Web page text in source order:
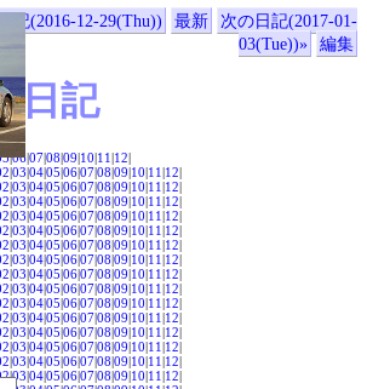
記(2016-12-29(Thu)) 最新
次の日記(2017-01-
03(Tue))»
編集
日記
|06|07|08|09|10|11|12|
|03|04|05|06|07|08|09|10|11|12|
|03|04|05|06|07|08|09|10|11|12|
|03|04|05|06|07|08|09|10|11|12|
|03|04|05|06|07|08|09|10|11|12|
|03|04|05|06|07|08|09|10|11|12|
|03|04|05|06|07|08|09|10|11|12|
|03|04|05|06|07|08|09|10|11|12|
|03|04|05|06|07|08|09|10|11|12|
|03|04|05|06|07|08|09|10|11|12|
|03|04|05|06|07|08|09|10|11|12|
|03|04|05|06|07|08|09|10|11|12|
|03|04|05|06|07|08|09|10|11|12|
|03|04|05|06|07|08|09|10|11|12|
|03|04|05|06|07|08|09|10|11|12|
|03|04|05|06|07|08|09|10|11|12|